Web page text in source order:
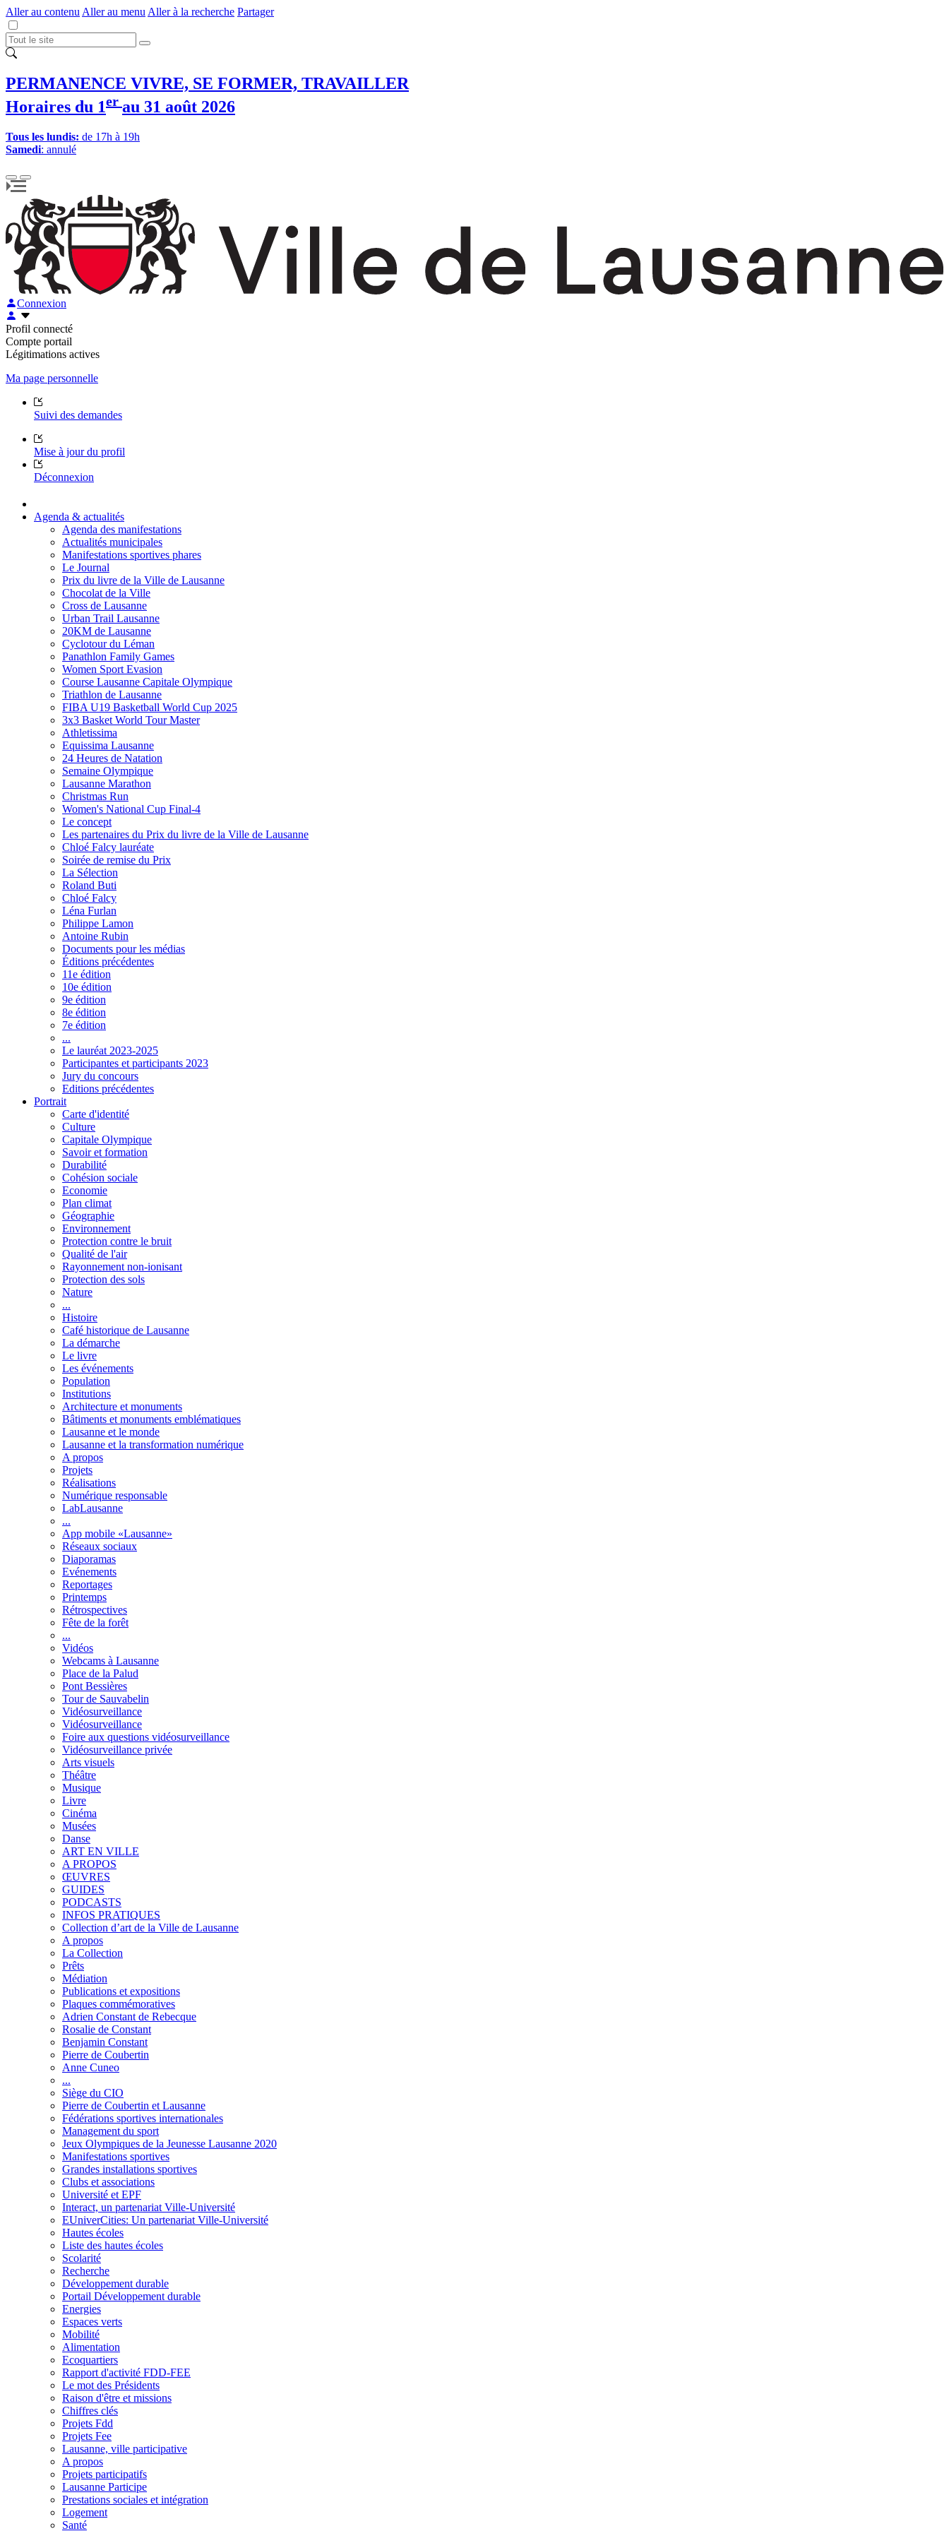
Aller au contenu Aller au menu Aller à la recherche Partager
PERMANENCE VIVRE, SE FORMER, TRAVAILLER
Horaires du 1er au 31 août 2026
Tous les lundis: de 17h à 19h
Samedi: annulé
Connexion
Profil connecté
Compte portail
Légitimations actives
Ma page personnelle
Suivi des demandes
Mise à jour du profil
Déconnexion
Agenda & actualités
Agenda des manifestations
Actualités municipales
Manifestations sportives phares
Le Journal
Prix du livre de la Ville de Lausanne
Chocolat de la Ville
Cross de Lausanne
Urban Trail Lausanne
20KM de Lausanne
Cyclotour du Léman
Panathlon Family Games
Women Sport Evasion
Course Lausanne Capitale Olympique
Triathlon de Lausanne
FIBA U19 Basketball World Cup 2025
3x3 Basket World Tour Master
Athletissima
Equissima Lausanne
24 Heures de Natation
Semaine Olympique
Lausanne Marathon
Christmas Run
Women's National Cup Final-4
Le concept
Les partenaires du Prix du livre de la Ville de Lausanne
Chloé Falcy lauréate
Soirée de remise du Prix
La Sélection
Roland Buti
Chloé Falcy
Léna Furlan
Philippe Lamon
Antoine Rubin
Documents pour les médias
Éditions précédentes
11e édition
10e édition
9e édition
8e édition
7e édition
...
Le lauréat 2023-2025
Participantes et participants 2023
Jury du concours
Editions précédentes
Portrait
Carte d'identité
Culture
Capitale Olympique
Savoir et formation
Durabilité
Cohésion sociale
Economie
Plan climat
Géographie
Environnement
Protection contre le bruit
Qualité de l'air
Rayonnement non-ionisant
Protection des sols
Nature
...
Histoire
Café historique de Lausanne
La démarche
Le livre
Les événements
Population
Institutions
Architecture et monuments
Bâtiments et monuments emblématiques
Lausanne et le monde
Lausanne et la transformation numérique
A propos
Projets
Réalisations
Numérique responsable
LabLausanne
...
App mobile «Lausanne»
Réseaux sociaux
Diaporamas
Evénements
Reportages
Printemps
Rétrospectives
Fête de la forêt
...
Vidéos
Webcams à Lausanne
Place de la Palud
Pont Bessières
Tour de Sauvabelin
Vidéosurveillance
Vidéosurveillance
Foire aux questions vidéosurveillance
Vidéosurveillance privée
Arts visuels
Théâtre
Musique
Livre
Cinéma
Musées
Danse
ART EN VILLE
A PROPOS
ŒUVRES
GUIDES
PODCASTS
INFOS PRATIQUES
Collection d’art de la Ville de Lausanne
A propos
La Collection
Prêts
Médiation
Publications et expositions
Plaques commémoratives
Adrien Constant de Rebecque
Rosalie de Constant
Benjamin Constant
Pierre de Coubertin
Anne Cuneo
...
Siège du CIO
Pierre de Coubertin et Lausanne
Fédérations sportives internationales
Management du sport
Jeux Olympiques de la Jeunesse Lausanne 2020
Manifestations sportives
Grandes installations sportives
Clubs et associations
Université et EPF
Interact, un partenariat Ville-Université
EUniverCities: Un partenariat Ville-Université
Hautes écoles
Liste des hautes écoles
Scolarité
Recherche
Développement durable
Portail Développement durable
Energies
Espaces verts
Mobilité
Alimentation
Ecoquartiers
Rapport d'activité FDD-FEE
Le mot des Présidents
Raison d'être et missions
Chiffres clés
Projets Fdd
Projets Fee
Lausanne, ville participative
A propos
Projets participatifs
Lausanne Participe
Prestations sociales et intégration
Logement
Santé